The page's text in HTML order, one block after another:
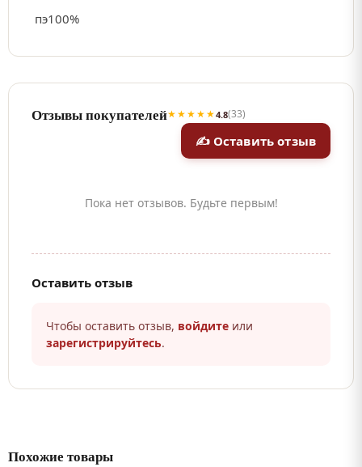
пэ100%
Отзывы покупателей★★★★★4.8(33)
✍ Оставить отзыв
Пока нет отзывов. Будьте первым!
Оставить отзыв
Чтобы оставить отзыв, войдите или
зарегистрируйтесь.
Похожие товары